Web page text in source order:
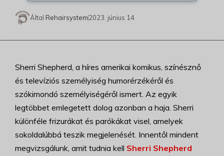
Által Rehairsystem2023. június 14
Sherri Shepherd, a híres amerikai komikus, színésznő
és televíziós személyiség humorérzékéről és
szókimondó személyiségéről ismert. Az egyik
legtöbbet emlegetett dolog azonban a haja. Sherri
különféle frizurákat és parókákat visel, amelyek
sokoldalúbbá teszik megjelenését. Innentől mindent
megvizsgálunk, amit tudnia kell Sherri Shepherd